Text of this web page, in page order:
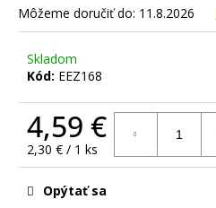
Môžeme doručiť do: 11.8.2026
Skladom
Kód: EEZ168
4,59 €
Jednotková
cena:
2,30 € / 1 ks
Opýtať sa
O
d
ú
č
a